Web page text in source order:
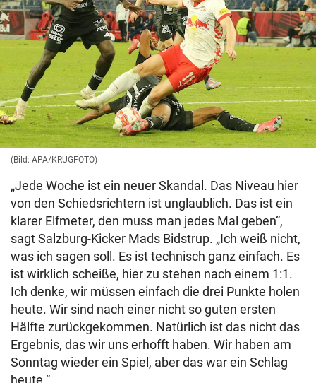
(Bild: APA/KRUGFOTO)
„Jede Woche ist ein neuer Skandal. Das Niveau hier
von den Schiedsrichtern ist unglaublich. Das ist ein
klarer Elfmeter, den muss man jedes Mal geben“,
sagt Salzburg-Kicker Mads Bidstrup. „Ich weiß nicht,
was ich sagen soll. Es ist technisch ganz einfach. Es
ist wirklich scheiße, hier zu stehen nach einem 1:1.
Ich denke, wir müssen einfach die drei Punkte holen
heute. Wir sind nach einer nicht so guten ersten
Hälfte zurückgekommen. Natürlich ist das nicht das
Ergebnis, das wir uns erhofft haben. Wir haben am
Sonntag wieder ein Spiel, aber das war ein Schlag
heute.“